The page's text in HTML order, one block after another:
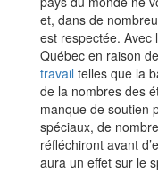
et, dans de
est respectée. Avec
Québec en raison
travail telles que la
de la nombres des
manque de soutien
spéciaux, de
réfléchiront avant
aura un effet sur le